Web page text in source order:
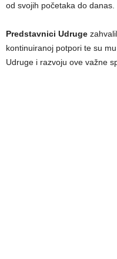
od svojih početaka do danas.
Predstavnici Udruge
kontinuiranoj potpori te su
Udruge i razvoju ove važne